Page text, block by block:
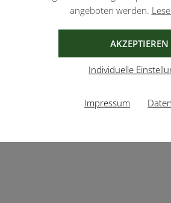
angeboten werden.
AKZEPTIEREN
Individuelle
Impressum